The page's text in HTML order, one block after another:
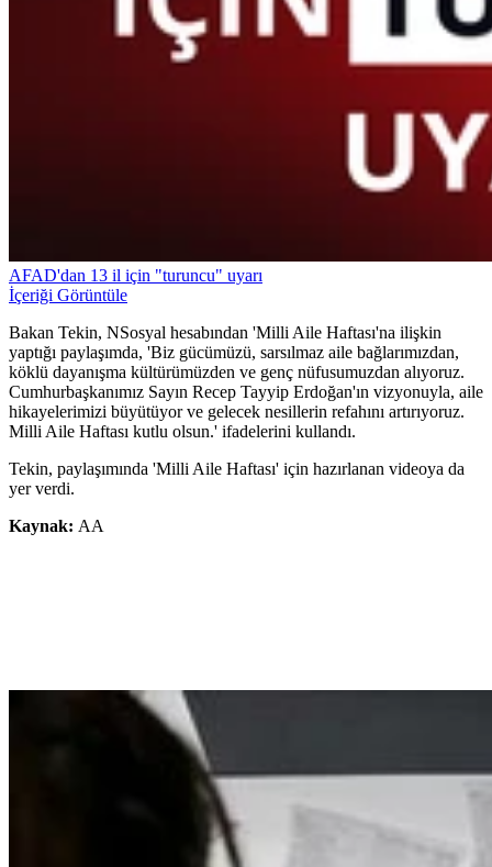
AFAD'dan 13 il için "turuncu" uyarı
İçeriği Görüntüle
Bakan Tekin, NSosyal hesabından 'Milli Aile Haftası'na ilişkin
yaptığı paylaşımda, 'Biz gücümüzü, sarsılmaz aile bağlarımızdan,
köklü dayanışma kültürümüzden ve genç nüfusumuzdan alıyoruz.
Cumhurbaşkanımız Sayın Recep Tayyip Erdoğan'ın vizyonuyla, aile
hikayelerimizi büyütüyor ve gelecek nesillerin refahını artırıyoruz.
Milli Aile Haftası kutlu olsun.' ifadelerini kullandı.
Tekin, paylaşımında 'Milli Aile Haftası' için hazırlanan videoya da
yer verdi.
Kaynak: AA